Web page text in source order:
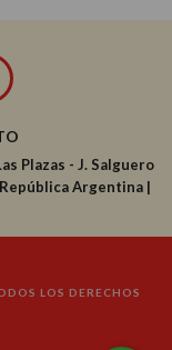
Plazas - J. Salguero
Argentina |
LOS DERECHOS